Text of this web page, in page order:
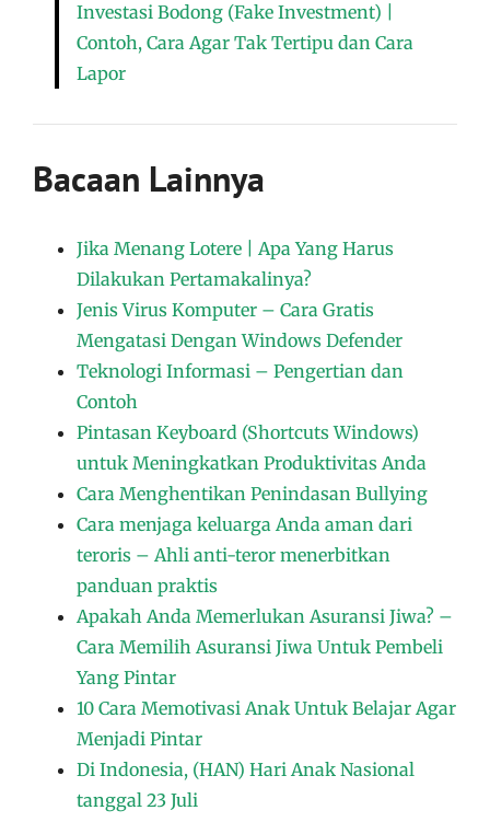
Investasi Bodong (Fake Investment) |
Contoh, Cara Agar Tak Tertipu dan Cara
Lapor
Bacaan Lainnya
Jika Menang Lotere | Apa Yang Harus
Dilakukan Pertamakalinya?
Jenis Virus Komputer – Cara Gratis
Mengatasi Dengan Windows Defender
Teknologi Informasi – Pengertian dan
Contoh
Pintasan Keyboard (Shortcuts Windows)
untuk Meningkatkan Produktivitas Anda
Cara Menghentikan Penindasan Bullying
Cara menjaga keluarga Anda aman dari
teroris – Ahli anti-teror menerbitkan
panduan praktis
Apakah Anda Memerlukan Asuransi Jiwa? –
Cara Memilih Asuransi Jiwa Untuk Pembeli
Yang Pintar
10 Cara Memotivasi Anak Untuk Belajar Agar
Menjadi Pintar
Di Indonesia, (HAN) Hari Anak Nasional
tanggal 23 Juli